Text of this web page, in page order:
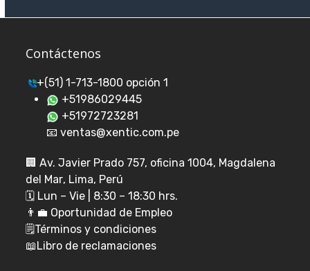
Contáctenos
+(51) 1-713-1800 opción 1
+51986029445
+51972723281
📧 ventas@xentic.com.pe
🏢Av. Javier Prado 757, oficina 1004, Magdalena
del Mar, Lima, Perú
🗓️ Lun – Vie | 8:30 – 18:30 hrs.
👨‍💼 Oportunidad de Empleo
🗒️Términos y condiciones
📖Libro de reclamaciones